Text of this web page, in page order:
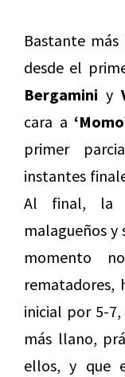
Bastante
desde el
Bergamini y
cara a
primer
instantes
Al final, la
malagueños y
momento
rematadores,
inicial por 5-
más llano,
ellos, y que